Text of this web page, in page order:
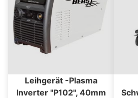
Leihgerät -Plasma
Inverter "P102", 40mm